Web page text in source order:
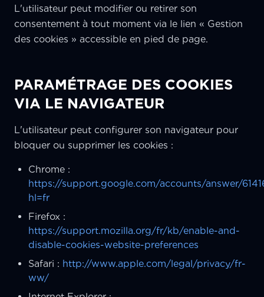
L'utilisateur peut modifier ou retirer son
consentement à tout moment via le lien « Gestion
des cookies » accessible en pied de page.
PARAMÉTRAGE DES COOKIES
VIA LE NAVIGATEUR
L'utilisateur peut configurer son navigateur pour
bloquer ou supprimer les cookies :
Chrome :
https://support.google.com/accounts/answer/
hl=fr
Firefox :
https://support.mozilla.org/fr/kb/enable-and-
disable-cookies-website-preferences
Safari : http://www.apple.com/legal/privacy/fr-
ww/